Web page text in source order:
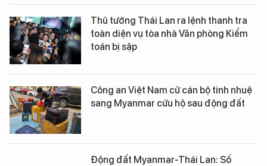
Thủ tướng Thái Lan ra lệnh thanh tra
toàn diện vụ tòa nhà Văn phòng Kiểm
toán bị sập
Công an Việt Nam cử cán bộ tinh nhuệ
sang Myanmar cứu hộ sau động đất
Động đất Myanmar-Thái Lan: Số